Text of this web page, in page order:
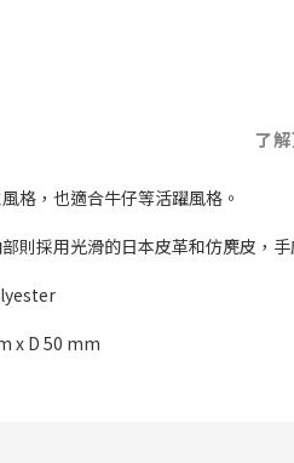
了
格，也適合牛仔等活躍風格。
則採用光滑的日本皮革和仿麂皮，
x D 50 mm